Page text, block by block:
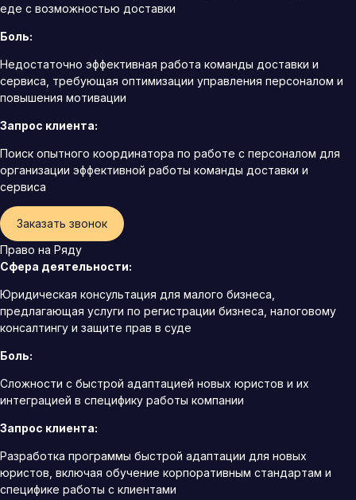
еде с возможностью доставки
Боль:
Недостаточно эффективная работа команды доставки и
сервиса, требующая оптимизации управления персоналом и
повышения мотивации
Запрос клиента:
Поиск опытного координатора по работе с персоналом для
организации эффективной работы команды доставки и
сервиса
Заказать звонок
Право на Ряду
Сфера деятельности:
Юридическая консультация для малого бизнеса,
предлагающая услуги по регистрации бизнеса, налоговому
консалтингу и защите прав в суде
Боль:
Сложности с быстрой адаптацией новых юристов и их
интеграцией в специфику работы компании
Запрос клиента:
Разработка программы быстрой адаптации для новых
юристов, включая обучение корпоративным стандартам и
специфике работы с клиентами